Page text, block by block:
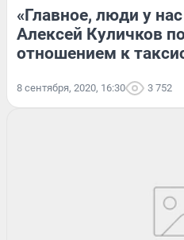
«Главное, люди у
Алексей Куличков
отношением к
8 сентября, 2020, 16:30 3 752